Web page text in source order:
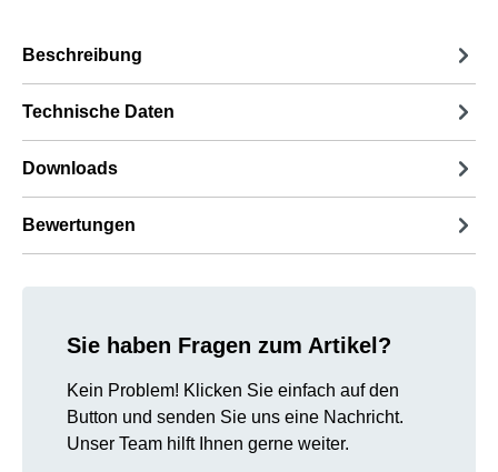
Beschreibung
Technische Daten
Downloads
Bewertungen
Sie haben Fragen zum Artikel?
Kein Problem! Klicken Sie einfach auf den
Button und senden Sie uns eine Nachricht.
Unser Team hilft Ihnen gerne weiter.